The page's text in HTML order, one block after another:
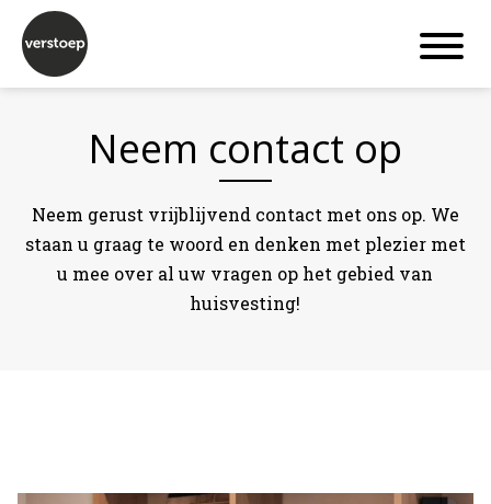
Neem contact op
Neem gerust vrijblijvend contact met ons op. We
staan u graag te woord en denken met plezier met
u mee over al uw vragen op het gebied van
huisvesting!